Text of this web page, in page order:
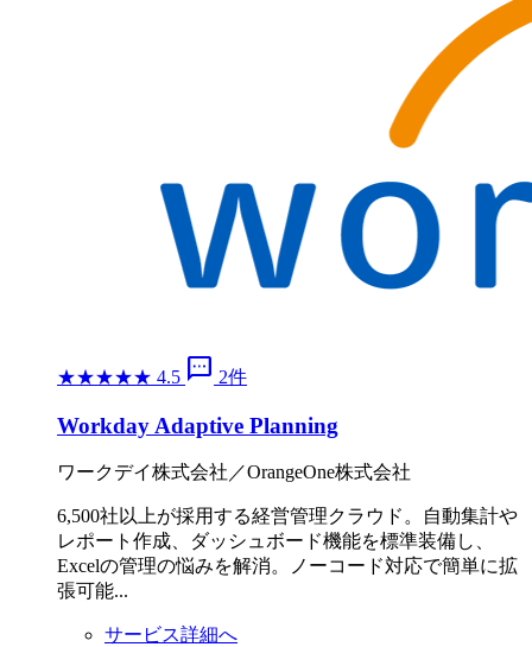
★★★★★ 4.5 sms 2件
Workday Adaptive Planning
ワークデイ株式会社／OrangeOne株式会社
6,500社以上が採用する経営管理クラウド。自動集計や
レポート作成、ダッシュボード機能を標準装備し、
Excelの管理の悩みを解消。ノーコード対応で簡単に拡
張可能...
サービス詳細へ